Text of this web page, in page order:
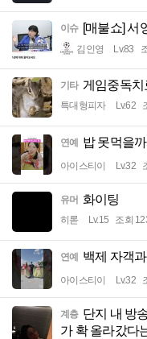
이슈 [매불쇼] 서
김인영 Lv.83
기타 게임중독치
특대형피자 Lv.62
연예 밥 못먹을
아이스티이 Lv.32
유머 화이팅
히롣 Lv.15 조회
연예 백제 자객
아이스티이 Lv.32
계층 단지 내 방
가 확 올라갔다